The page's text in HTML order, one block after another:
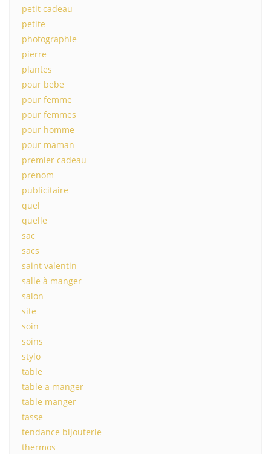
petit cadeau
petite
photographie
pierre
plantes
pour bebe
pour femme
pour femmes
pour homme
pour maman
premier cadeau
prenom
publicitaire
quel
quelle
sac
sacs
saint valentin
salle à manger
salon
site
soin
soins
stylo
table
table a manger
table manger
tasse
tendance bijouterie
thermos